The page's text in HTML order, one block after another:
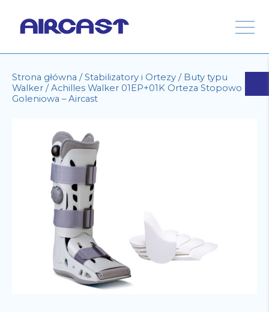
Strona główna /Stabilizatory i Ortezy / Buty typu
Walker / Achilles Walker 01EP+01K Orteza Stopowo -
Goleniowa – Aircast